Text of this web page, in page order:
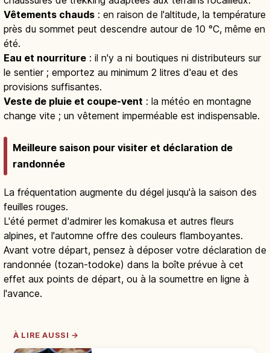
Vêtements chauds : en raison de l'altitude, la température
près du sommet peut descendre autour de 10 °C, même en
été.
Eau et nourriture : il n'y a ni boutiques ni distributeurs sur
le sentier ; emportez au minimum 2 litres d'eau et des
provisions suffisantes.
Veste de pluie et coupe-vent : la météo en montagne
change vite ; un vêtement imperméable est indispensable.
Meilleure saison pour visiter et déclaration de
randonnée
La fréquentation augmente du dégel jusqu'à la saison des
feuilles rouges.
L'été permet d'admirer les komakusa et autres fleurs
alpines, et l'automne offre des couleurs flamboyantes.
Avant votre départ, pensez à déposer votre déclaration de
randonnée (tozan-todoke) dans la boîte prévue à cet
effet aux points de départ, ou à la soumettre en ligne à
l'avance.
À LIRE AUSSI →